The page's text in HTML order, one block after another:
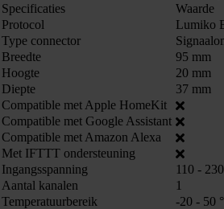
Specificaties
Waarde
Protocol
Lumiko
Type connector
Breedte
95 mm
Hoogte
20 mm
Diepte
37 mm
Compatible met Apple HomeKit
Compatible met Google Assistant
Compatible met Amazon Alexa
Met IFTTT ondersteuning
Ingangsspanning
110 -
Aantal kanalen
1
Temperatuurbereik
-20 - 50